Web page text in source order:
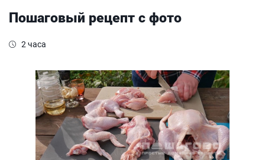
Пошаговый рецепт с фото
2 часа